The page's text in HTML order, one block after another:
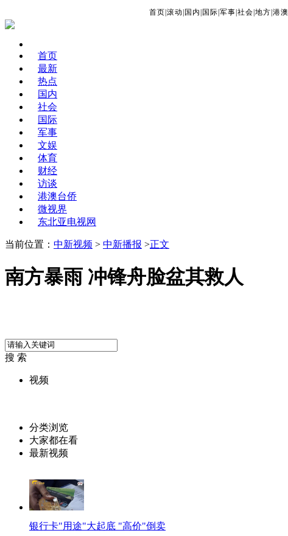
首页 滚动 国内 国际 军事 社会 地方 港澳
首页
最新
热点
国内
社会
国际
军事
文娱
体育
财经
访谈
港澳台侨
微视界
东北亚电视网
当前位置： 中新视频 > 中新播报 >正文
南方暴雨 冲锋舟脸盆其救人
搜 索
视频
分类浏览
大家都在看
最新视频
银行卡"用途"大起底 "高价"倒卖